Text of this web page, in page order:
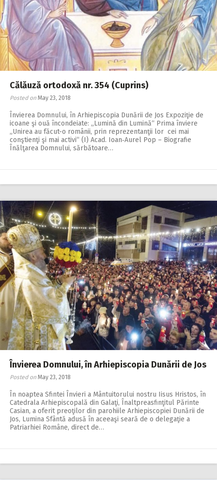
2018
2017
2016
2015
2013
2012
2011
2010
Călăuză ortodoxă nr. 354 (Cuprins)
Posted on May 23, 2018
Învierea Domnului, în Arhiepiscopia Dunării de Jos Expoziţie de
icoane şi ouă încondeiate: „Lumină din Lumină“ Prima înviere
„Unirea au făcut-o românii, prin reprezentanţii lor cei mai
conştienţi şi mai activi“ (I) Acad. Ioan‑Aurel Pop – Biografie
Înălţarea Domnului, sărbătoare…
Învierea Domnului, în Arhiepiscopia Dunării de Jos
Posted on May 23, 2018
În noaptea Sfintei Învieri a Mântuitorului nostru Iisus Hristos, în
Catedrala Arhiepiscopală din Galaţi, Înaltpreasfinţitul Părinte
Casian, a oferit preoţilor din parohiile Arhiepiscopiei Dunării de
Jos, Lumina Sfântă adusă în aceeaşi seară de o delegaţie a
Patriarhiei Române, direct de…